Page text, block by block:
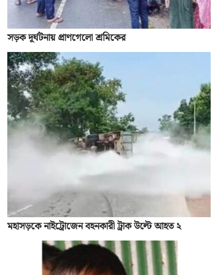
সড়ক দূর্ঘটনায় প্রাণগেলো শ্রমিকের
মহাসড়কে নাইট্রোজেন বহনকারী ট্রাক উল্টে আহত ২